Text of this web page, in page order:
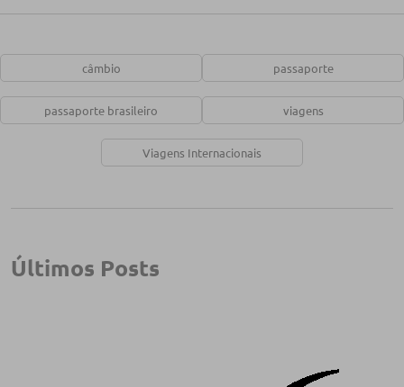
câmbio passaporte
passaporte brasileiro viagens
Viagens Internacionais
Últimos Posts